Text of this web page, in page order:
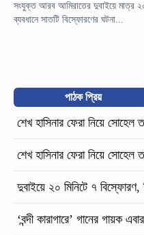
সংযুক্ত আরব আমিরাতের দুবাইয়ে মাত্র ২০
ব্যবধানে সাতটি বিস্ফোরণের ঘটনা...
পাঠক প্রিয়
শেখ হাসিনার ফেরা নিয়ে সোহেল
শেখ হাসিনার ফেরা নিয়ে সোহেল
দুবাইয়ে ২০ মিনিটে ৭ বিস্ফোরণ,
‘বন্দী কারাগারে’ গানের গায়ক